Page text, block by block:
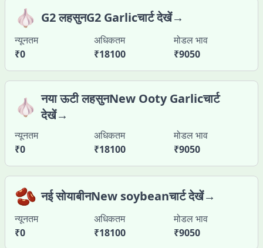
🧄 G2 लहसुनG2 Garlicचार्ट देखें→
न्यूनतम
₹0
अधिकतम
₹18100
मोडल भाव
₹9050
🧄 नया ऊटी लहसुनNew Ooty Garlicचार्ट
देखें→
न्यूनतम
₹0
अधिकतम
₹18100
मोडल भाव
₹9050
🫘 नई सोयाबीनNew soybeanचार्ट देखें→
न्यूनतम
₹0
अधिकतम
₹18100
मोडल भाव
₹9050